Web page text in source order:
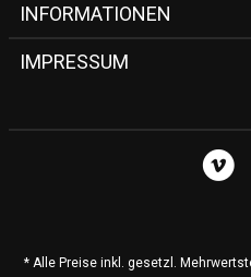
INFORMATIONEN
IMPRESSUM
* Alle Preise inkl. gesetzl.